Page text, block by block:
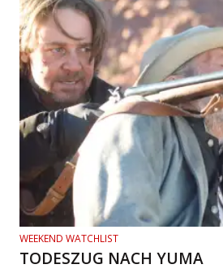
WEEKEND WATCHLIST
TODESZUG NACH YUMA